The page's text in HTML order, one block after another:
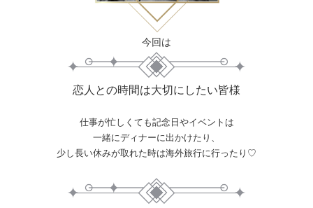
今回は
恋人との時間は大切にしたい皆様
仕事が忙しくても記念日やイベントは
一緒にディナーに出かけたり、
少し長い休みが取れた時は海外旅行に行ったり♡